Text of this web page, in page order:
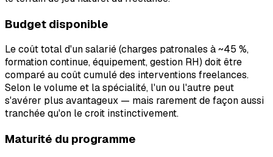
Budget disponible
Le coût total d'un salarié (charges patronales à ~45 %,
formation continue, équipement, gestion RH) doit être
comparé au coût cumulé des interventions freelances.
Selon le volume et la spécialité, l'un ou l'autre peut
s'avérer plus avantageux — mais rarement de façon aussi
tranchée qu'on le croit instinctivement.
Maturité du programme